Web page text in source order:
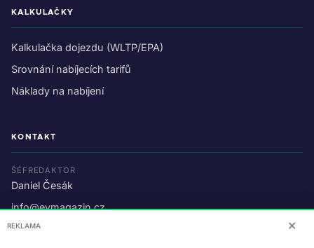
KALKULAČKY
Kalkulačka dojezdu (WLTP/EPA)
Srovnání nabíjecích tarifů
Náklady na nabíjení
KONTAKT
ŠÉFREDAKTOR
Daniel Česák
info@evmagazin.cz
O nás
REKLAMA ✕